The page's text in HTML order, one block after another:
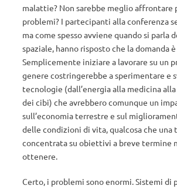
malattie? Non sarebbe meglio affrontare
problemi? I partecipanti alla conferenza
ma come spesso avviene quando si parla
spaziale, hanno risposto che la domanda
Semplicemente iniziare a lavorare su un
genere costringerebbe a sperimentare e
tecnologie (dall’energia alla medicina
dei cibi) che avrebbero comunque un
sull’economia terrestre e sul
delle condizioni di vita, qualcosa che una
concentrata su obiettivi a breve termine
ottenere.
Certo, i problemi sono enormi. Sistemi di